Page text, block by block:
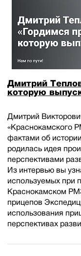
Дмитрий
которую
Дмитрий
«Краснокамского
фактами об
родилась идея
перспективами
Из интервью вы
используемых при
Краснокамском
прицепов
использования
перспективах